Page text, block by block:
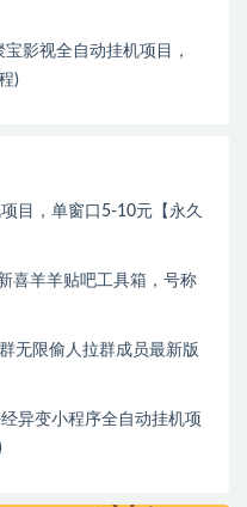
影视全自动挂机项目，
)
目，单窗口5-10元【永久
喜羊羊贴吧工具箱，号称
无限偷人拉群成员最新版
异变小程序全自动挂机项